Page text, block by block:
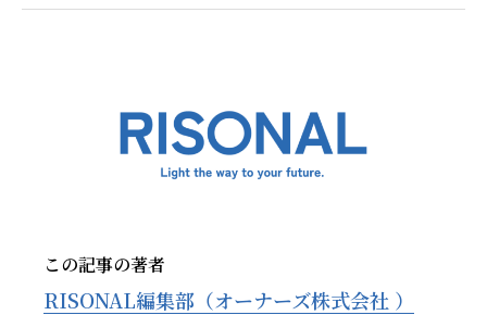
この記事の著者
RISONAL編集部（オーナーズ株式会社 ）